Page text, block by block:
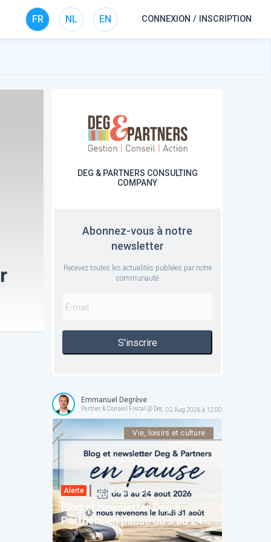
FR NL EN CONNEXION / INSCRIPTION
DEG & PARTNERS CONSULTING
COMPANY
Abonnez-vous à notre
newsletter
Recevez toutes les actualités publiées par notre
communauté
S'inscrire
Emmanuel Degrève
Partner & Conseil Fiscal @ Deg & Partners02 Aug 2026 à 12:00
Vie, loisirs et culture
Alerte Deg & Partners
Blog et newsletter Deg &
Partners en pause du 3 au 24
août 2026